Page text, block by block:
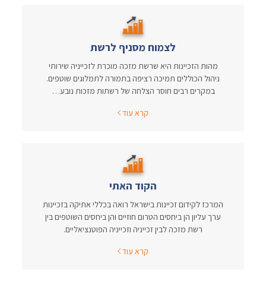
לצמוח מסניף לרשת
מהות הזכיינות היא שרשת מזכה מוכרת לזכייניה שירותי
ניהול הכוללים תמיכה רציפה בתמורה לתמלוגים שוטפים.
במקרים רבים חוסר הצלחה של רשתות מזכות נובע…
קרא עוד
הקוד האתי
המרכז לקידום זכיינות בישראל רואה בכללי אתיקה בזכיינות
ערך עליון הן ביחסים הטרום חוזיים והן ביחסים השוטפים בין
רשת מזכה לבין זכייניה וזכייניה הפוטנציאליים.
קרא עוד